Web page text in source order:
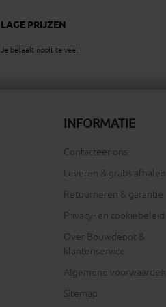
LAGE PRIJZEN
Je betaalt nooit te veel!
INFORMATIE
Contacteer ons
Leveren & gratis afhalen
Retourneren & garantie
Privacy- en cookiebeleid
Over Bouwdepot &
klantenservice
Algemene voorwaarden
Sitemap